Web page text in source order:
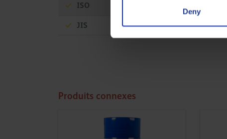
Deny
ISO
JIS K 2213 Type 2
Produits connexes